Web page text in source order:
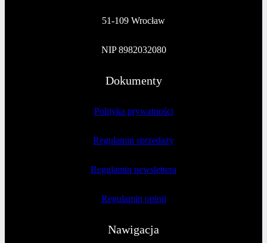
51-109 Wrocław
NIP 8982032080
Dokumenty
Polityka prywatności
Regulamin sprzedaży
Regulamin newslettera
Regulamin opinii
Nawigacja